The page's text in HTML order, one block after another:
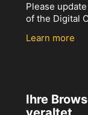
Please
of the Digital
Learn more
Ihre